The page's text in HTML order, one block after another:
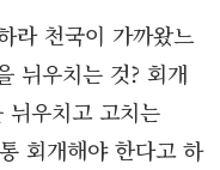
라 천국이 가까왔느
뉘우치는 것? 회개
우치고 고치는
회개해야 한다고 하